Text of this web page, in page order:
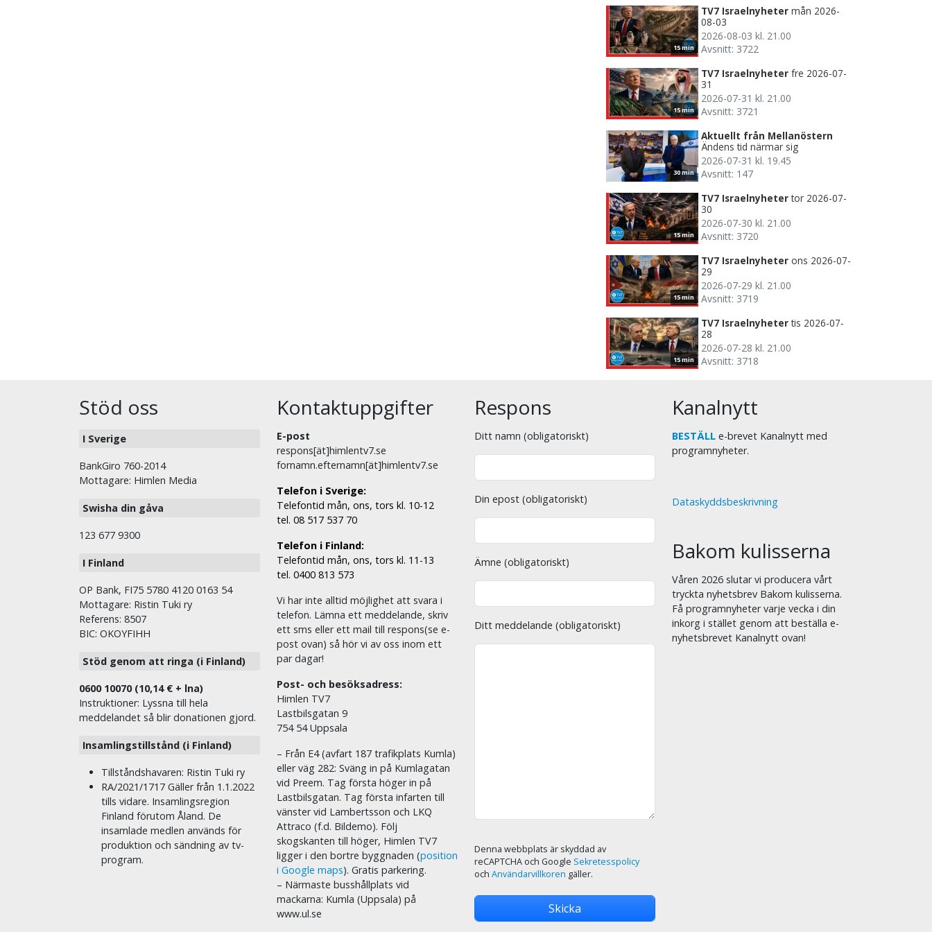
15 min
TV7 Israelnyheter mån 2026-
08-03
2026-08-03 kl. 21.00
Avsnitt: 3722
15 min
TV7 Israelnyheter fre 2026-07-
31
2026-07-31 kl. 21.00
Avsnitt: 3721
30 min
Aktuellt från Mellanöstern
Ändens tid närmar sig
2026-07-31 kl. 19.45
Avsnitt: 147
15 min
TV7 Israelnyheter tor 2026-07-
30
2026-07-30 kl. 21.00
Avsnitt: 3720
15 min
TV7 Israelnyheter ons 2026-07-
29
2026-07-29 kl. 21.00
Avsnitt: 3719
15 min
TV7 Israelnyheter tis 2026-07-
28
2026-07-28 kl. 21.00
Avsnitt: 3718
Stöd oss
I Sverige
BankGiro 760-2014
Mottagare: Himlen Media
Swisha din gåva
123 677 9300
I Finland
OP Bank, FI75 5780 4120 0163 54
Mottagare: Ristin Tuki ry
Referens: 8507
BIC: OKOYFIHH
Stöd genom att ringa (i Finland)
0600 10070 (10,14 € + lna)
Instruktioner: Lyssna till hela
meddelandet så blir donationen gjord.
Insamlingstillstånd (i Finland)
Tillståndshavaren: Ristin Tuki ry
RA/2021/1717 Gäller från 1.1.2022
tills vidare. Insamlingsregion
Finland förutom Åland. De
insamlade medlen används för
produktion och sändning av tv-
program.
Kontaktuppgifter
E-post
respons[ät]himlentv7.se
fornamn.efternamn[ät]himlentv7.se
Telefon i Sverige:
Telefontid mån, ons, tors kl. 10-12
tel. 08 517 537 70
Telefon i Finland:
Telefontid mån, ons, tors kl. 11-13
tel. 0400 813 573
Vi har inte alltid möjlighet att svara i
telefon. Lämna ett meddelande, skriv
ett sms eller ett mail till respons(se e-
post ovan) så hör vi av oss inom ett
par dagar!
Post- och besöksadress:
Himlen TV7
Lastbilsgatan 9
754 54 Uppsala
– Från E4 (avfart 187 trafikplats Kumla)
eller väg 282: Sväng in på Kumlagatan
vid Preem. Tag första höger in på
Lastbilsgatan. Tag första infarten till
vänster vid Lambertsson och LKQ
Attraco (f.d. Bildemo). Följ
skogskanten till höger, Himlen TV7
ligger i den bortre byggnaden (position
i Google maps). Gratis parkering.
– Närmaste busshållplats vid
mackarna: Kumla (Uppsala) på
www.ul.se
Respons
Ditt namn (obligatoriskt)
Din epost (obligatoriskt)
Ämne (obligatoriskt)
Ditt meddelande (obligatoriskt)
Denna webbplats är skyddad av
reCAPTCHA och Google Sekretesspolicy
och Användarvillkoren gäller.
Kanalnytt
BESTÄLL e-brevet Kanalnytt med
programnyheter.
Dataskyddsbeskrivning
Bakom kulisserna
Våren 2026 slutar vi producera vårt
tryckta nyhetsbrev Bakom kulisserna.
Få programnyheter varje vecka i din
inkorg i stället genom att beställa e-
nyhetsbrevet Kanalnytt ovan!